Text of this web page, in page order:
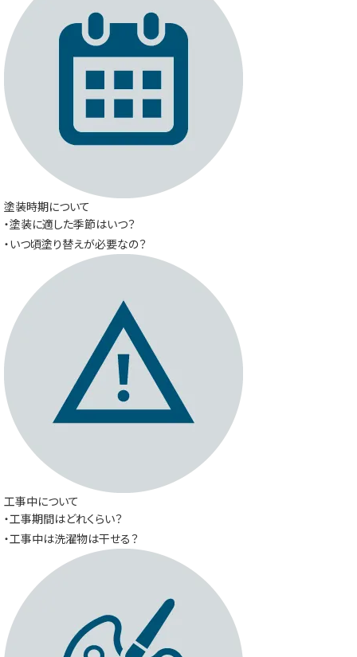
塗装時期について
・塗装に適した季節はいつ？
・いつ頃塗り替えが必要なの？
工事中について
・工事期間はどれくらい？
・工事中は洗濯物は干せる？